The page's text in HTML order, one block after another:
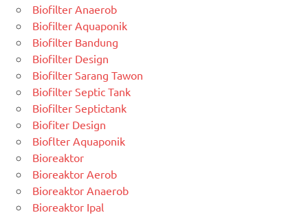
Biofilter Anaerob
Biofilter Aquaponik
Biofilter Bandung
Biofilter Design
Biofilter Sarang Tawon
Biofilter Septic Tank
Biofilter Septictank
Biofiter Design
Bioflter Aquaponik
Bioreaktor
Bioreaktor Aerob
Bioreaktor Anaerob
Bioreaktor Ipal